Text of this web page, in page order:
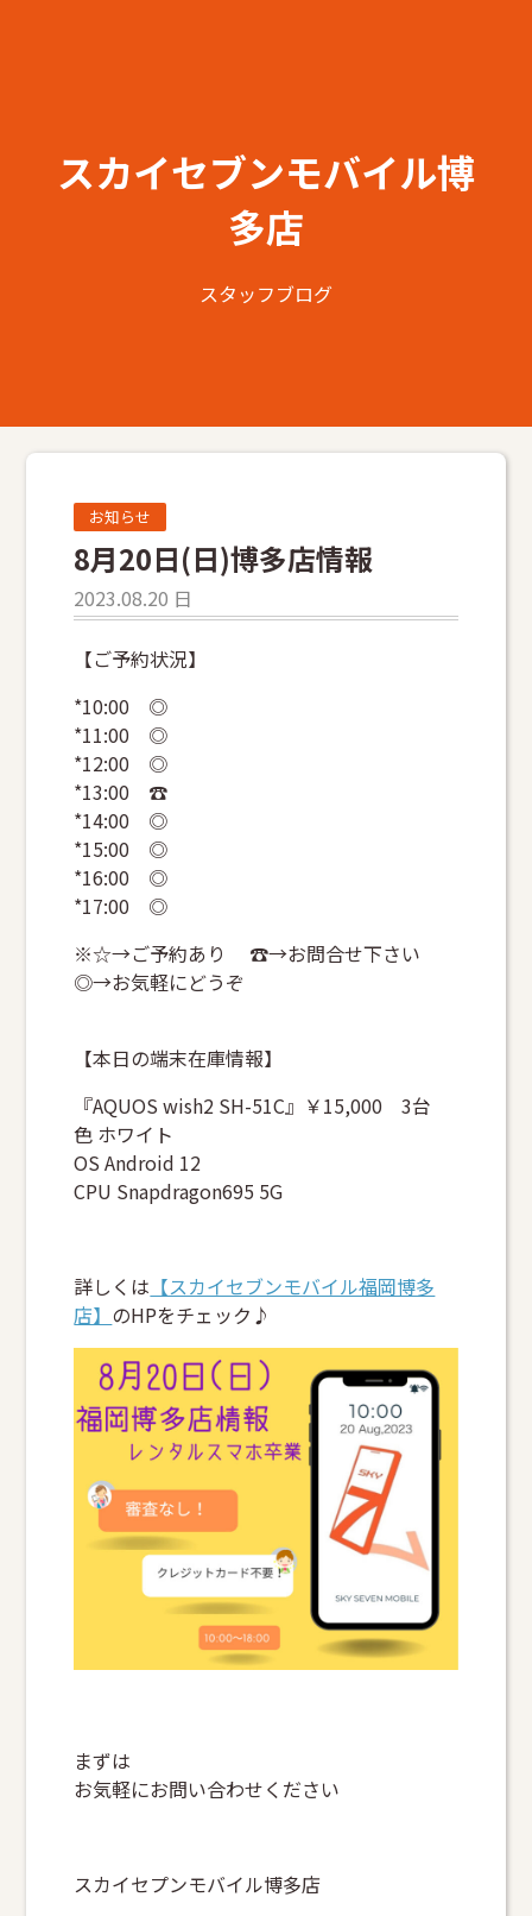
スカイセブンモバイル博
多店
スタッフブログ
お知らせ
8月20日(日)博多店情報
2023.08.20 日
【ご予約状況】
*10:00 ◎
*11:00 ◎
*12:00 ◎
*13:00 ☎
*14:00 ◎
*15:00 ◎
*16:00 ◎
*17:00 ◎
※☆→ご予約あり ☎→お問合せ下さい
◎→お気軽にどうぞ
【本日の端末在庫情報】
『AQUOS wish2 SH-51C』￥15,000 3台
色 ホワイト
OS Android 12
CPU Snapdragon695 5G
詳しくは 【スカイセブンモバイル福岡博多
店】 のHPをチェック♪
まずは
お気軽にお問い合わせください
スカイセプンモバイル博多店